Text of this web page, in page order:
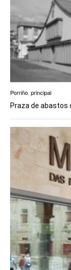
Porriño principal
Praza de abastos